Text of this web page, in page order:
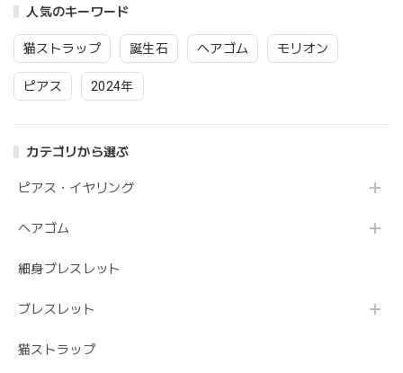
人気のキーワード
猫ストラップ 誕生石 ヘアゴム モリオン
ピアス 2024年
カテゴリから選ぶ
ピアス・イヤリング
ヘアゴム
細身ブレスレット
ブレスレット
猫ストラップ
10mm アクセサリー